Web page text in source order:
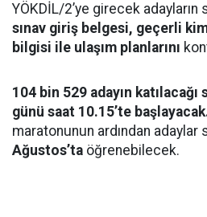
YÖKDİL/2’ye girecek
sınav giriş belgesi, geçerli
bilgisi ile ulaşım planlarını
104 bin 529 adayın
günü saat 10.15’te
maratonunun ardından adaylar
Ağustos’ta öğrenebilecek.